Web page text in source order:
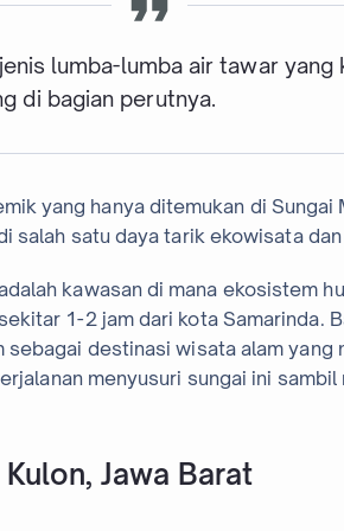
lumba-lumba air tawar yang
di bagian perutnya.
yang hanya ditemukan di Sungai
salah satu daya tarik ekowisata
kawasan di mana ekosistem
1-2 jam dari kota Samarinda.
sebagai destinasi wisata alam
menyusuri sungai ini
Jawa Barat